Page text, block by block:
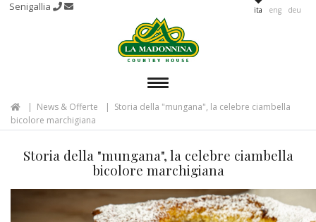
Senigallia ita eng deu
MENU
News & Offerte
Storia della "mungana", la celebre ciambella
bicolore marchigiana
Storia della "mungana", la celebre ciambella
bicolore marchigiana